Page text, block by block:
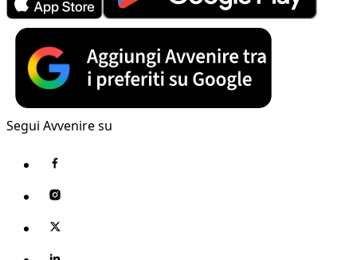
Segui Avvenire su